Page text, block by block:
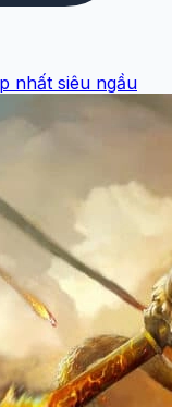
nhất siêu ngầu